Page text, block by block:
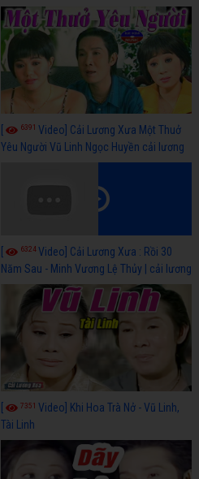
lương xã hội hay nhất
6391 Video] Cải Lương Xưa Một Thuở
Yêu Người Vũ Linh Ngọc Huyền cải lương
6324Video] Cải Lương Xưa : Rồi 30
Năm Sau - Minh Vương Lệ Thủy | cải lương
xã hội hay nhất
7351 Video] Khi Hoa Trà Nở - Vũ Linh,
Tài Linh